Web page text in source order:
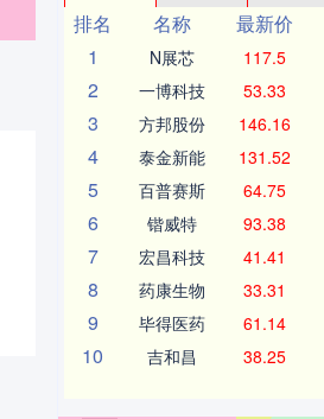
排名
名称 最新价
1
N展芯 117.5
2 一博科技 53.33
3 方邦股份 146.16
4 泰金新能 131.52
5 百普赛斯 64.75
6 锴威特 93.38
7 宏昌科技 41.41
8 药康生物 33.31
9 毕得医药 61.14
10 吉和昌 38.25